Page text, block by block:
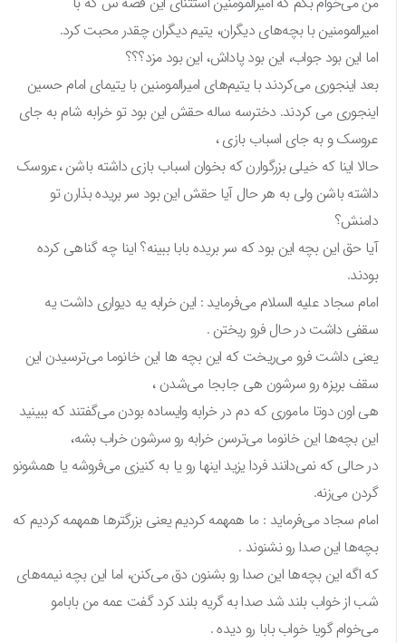
امیرالمومنین با بچه‌های دیگران، یتیم دیگران چقدر محبت کرد.
اما این بود جواب، این بود پاداش، این بود مزد؟؟؟
بعد اینجوری می‌کردند با یتیم‌های امیرالمومنین با یتیمای امام حسین
اینجوری می کردند. دخترسه ساله حقش این بود تو خرابه شام به جای
عروسک و به جای اسباب بازی ،
حالا اینا که خیلی بزرگوارن که بخوان اسباب بازی داشته باشن ،عروسک
داشته باشن ولی به هر حال آیا حقش این بود سر بریده بذارن تو
دامنش؟
آیا حق این بچه این بود که سر بریده بابا ببینه؟ اینا چه گناهی کرده
بودند.
امام سجاد علیه السلام می‌فرماید : این خرابه یه دیواری داشت یه
سقفی داشت در حال فرو ریختن .
یعنی داشت فرو می‌ریخت که این بچه ها این خانوما می‌ترسیدن این
سقف بریزه رو سرشون هی جابجا می‌شدن ،
هی اون دوتا ماموری که دم در خرابه وایساده بودن می‌گفتند که ببینید
این بچه‌ها این خانوما می‌ترسن خرابه رو سرشون خراب بشه،
در حالی که نمی‌دانند فردا یزید اینها رو یا به کنیزی می‌فروشه یا همشونو
گردن می‌زنه.
امام سجاد می‌فرماید : ما همهمه کردیم یعنی بزرگترها همهمه کردیم که
بچه‌ها این صدا رو نشنوند .
که اگه این بچه‌ها این صدا رو بشنون دق می‌کنن، اما این بچه نیمه‌های
شب از خواب بلند شد صدا به گریه بلند کرد گفت عمه من بابامو
می‌خوام گویا خواب بابا رو دیده .